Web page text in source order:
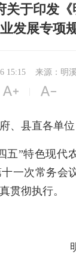
关于印发《
发展专项
15:15 来源：明
 
、县直各单位
”特色现代
一次常务会
贯彻执行。